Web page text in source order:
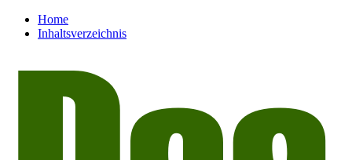
Home
Inhaltsverzeichnis